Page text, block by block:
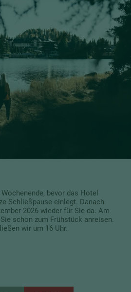
bevor das Hotel
Schließpause einlegt. Danach
2026 wieder für Sie da. Am
schon zum Frühstück anreisen.
wir um 16 Uhr.